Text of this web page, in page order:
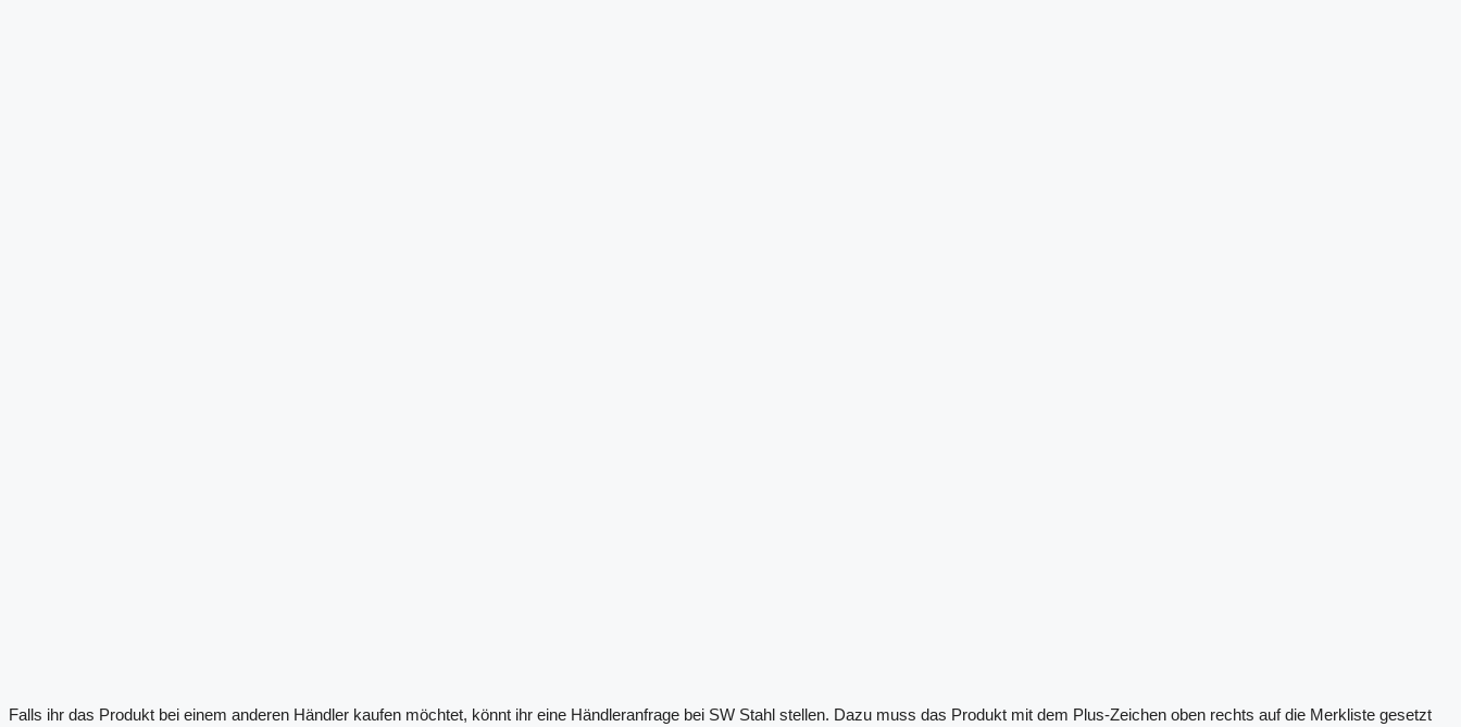
Falls ihr das Produkt bei einem anderen Händler kaufen möchtet, könnt ihr eine Händleranfrage bei SW Stahl stellen. Dazu muss das Produkt mit dem Plus-Zeichen oben rechts auf die Merkliste gesetzt